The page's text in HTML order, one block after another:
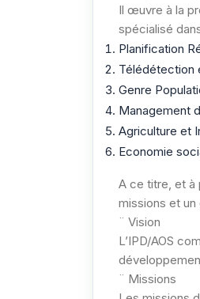
Il œuvre à la
spécialisé
Planification
Télédétection
Genre
Management
Agriculture et
Economie
A ce titre, et à
missions et un
¨ Vision
L’IPD/AOS
¨ Missions